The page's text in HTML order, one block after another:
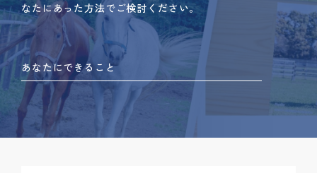
なたにあった方法でご検討ください。
あなたにできること